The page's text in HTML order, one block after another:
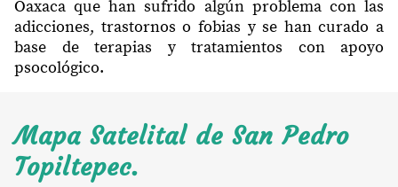
Oaxaca que han sufrido algún problema con las
adicciones, trastornos o fobias y se han curado a
base de terapias y tratamientos con apoyo
psocológico.
Mapa Satelital de San Pedro
Topiltepec.